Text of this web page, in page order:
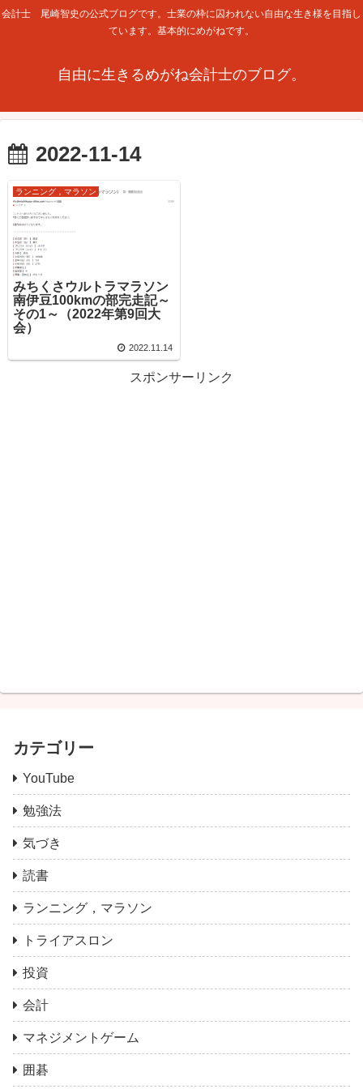
会計士 尾崎智史の公式ブログです。士業の枠に囚われない自由な生き様を目指し
ています。基本的にめがねです。
自由に生きるめがね会計士のブログ。
2022-11-14
ランニング，マラソン
みちくさウルトラマラソン
南伊豆100kmの部完走記～
その1～（2022年第9回大
会）
2022.11.14
スポンサーリンク
カテゴリー
YouTube
勉強法
気づき
読書
ランニング，マラソン
トライアスロン
投資
会計
マネジメントゲーム
囲碁